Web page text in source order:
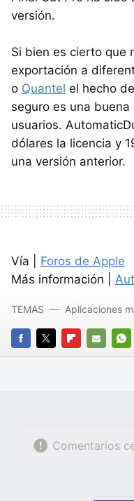
versión.
Si bien es cierto que
exportación a
o Quantel el hecho
seguro es una
usuarios.
dólares la licencia y
una versión anterior.
Vía | Foros de Apple
Más información |
FACEBOOK
TWITTERFLIPBOARD
E-
TEMAS Aplicaciones
Comentarios